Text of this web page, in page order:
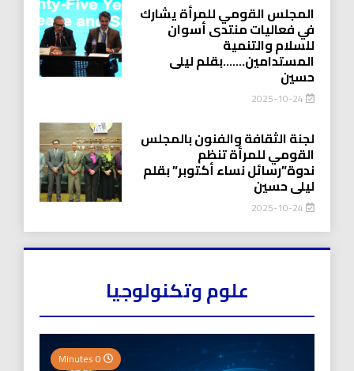
المجلس القومي للمرأة يشارك
في فعاليات منتدى أسوان
للسلام والتنمية
المستدامين…….بقلم ليلى
حسين
2025-10-24
لجنة الثقافة والفنون بالمجلس
القومي للمرأة تنظم
ندوة”رسائل نساء أكتوبر” بقلم
ليلى حسين
2025-10-24
علوم وتكنولوجيا